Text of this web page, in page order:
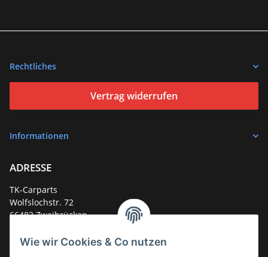
Wie wir Cookies & Co nutzen
Rechtliches
Vertrag widerrufen
Informationen
ADRESSE
TK-Carparts
Wolfslochstr. 72
66482 Zweibrücken
Service-Hotline +49 (0)6332 - 48 58 48